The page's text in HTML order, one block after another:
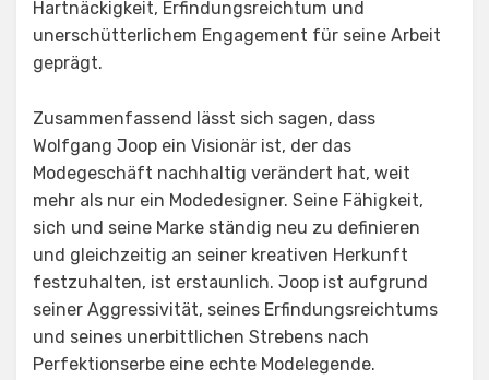
Hartnäckigkeit, Erfindungsreichtum und
unerschütterlichem Engagement für seine Arbeit
geprägt.
Zusammenfassend lässt sich sagen, dass
Wolfgang Joop ein Visionär ist, der das
Modegeschäft nachhaltig verändert hat, weit
mehr als nur ein Modedesigner. Seine Fähigkeit,
sich und seine Marke ständig neu zu definieren
und gleichzeitig an seiner kreativen Herkunft
festzuhalten, ist erstaunlich. Joop ist aufgrund
seiner Aggressivität, seines Erfindungsreichtums
und seines unerbittlichen Strebens nach
Perfektionserbe eine echte Modelegende.